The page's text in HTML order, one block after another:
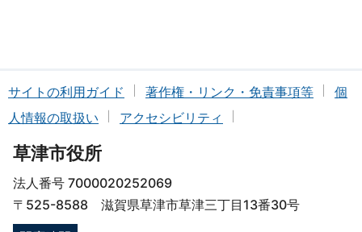
サイトの利用ガイド 著作権・リンク・免責事項等
個
人情報の取扱い
アクセシビリティ
草津市役所
法人番号 7000020252069
〒525-8588 滋賀県草津市草津三丁目13番30号